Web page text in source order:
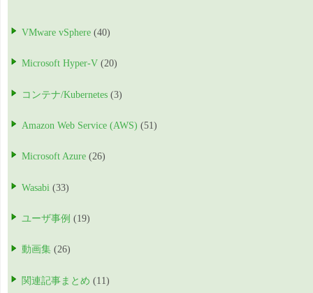
VMware vSphere (40)
Microsoft Hyper-V (20)
コンテナ/Kubernetes (3)
Amazon Web Service (AWS) (51)
Microsoft Azure (26)
Wasabi (33)
ユーザ事例 (19)
動画集 (26)
関連記事まとめ (11)